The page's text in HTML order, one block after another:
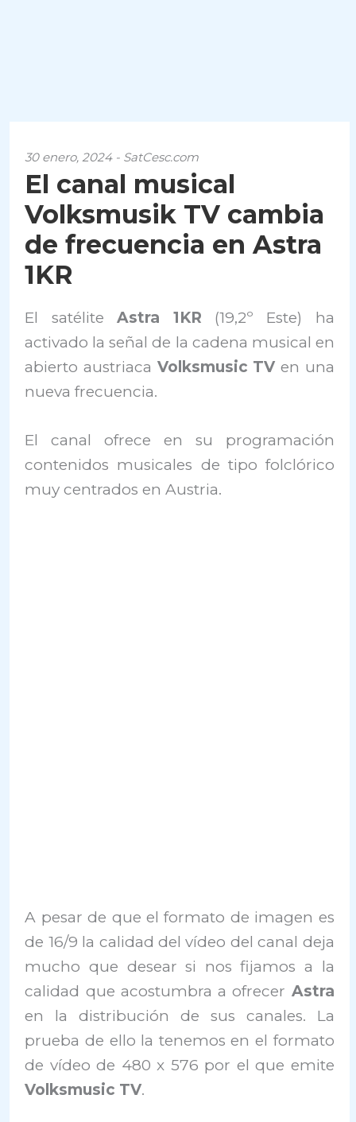
30 enero, 2024 - SatCesc.com
El canal musical
Volksmusik TV cambia
de frecuencia en Astra
1KR
El satéliteAstra 1KR (19,2º Este) ha
activado la señal de la cadena musical en
abierto austriaca Volksmusic TV en una
nueva frecuencia.
El canal ofrece en su programación
contenidos musicales de tipo folclórico
muy centrados en Austria.
A pesar de que el formato de imagen es
de 16/9 la calidad del vídeo del canal deja
mucho que desear si nos fijamos a la
calidad que acostumbra a ofrecer Astra
en la distribución de sus canales. La
prueba de ello la tenemos en el formato
de vídeo de 480 x 576 por el que emite
Volksmusic TV.